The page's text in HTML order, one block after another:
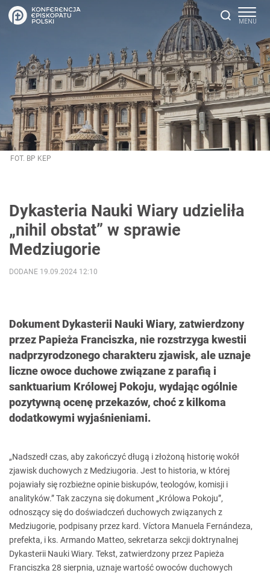
FOT. BP KEP
Dykasteria Nauki Wiary udzieliła
„nihil obstat” w sprawie
Medziugorie
Dokument Dykasterii Nauki Wiary, zatwierdzony
przez Papieża Franciszka, nie rozstrzyga kwestii
nadprzyrodzonego charakteru zjawisk, ale uznaje
liczne owoce duchowe związane z parafią i
sanktuarium Królowej Pokoju, wydając ogólnie
pozytywną ocenę przekazów, choć z kilkoma
dodatkowymi wyjaśnieniami.
DODANE 19.09.2024 12:10
„Nadszedł czas, aby zakończyć długą i złożoną historię wokół
zjawisk duchowych z Medziugoria. Jest to historia, w której
pojawiały się rozbieżne opinie biskupów, teologów, komisji i
analityków.” Tak zaczyna się dokument „Królowa Pokoju”,
odnoszący się do doświadczeń duchowych związanych z
Medziugorie, podpisany przez kard. Víctora Manuela Fernándeza,
prefekta, i ks. Armando Matteo, sekretarza sekcji doktrynalnej
Dykasterii Nauki Wiary. Tekst, zatwierdzony przez Papieża
Franciszka 28 sierpnia, uznaje wartość owoców duchowych